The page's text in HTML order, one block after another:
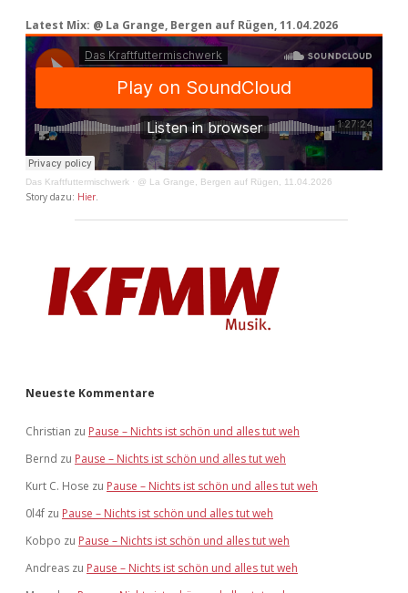
Latest Mix: @ La Grange, Bergen auf Rügen, 11.04.2026
Das Kraftfuttermischwerk · @ La Grange, Bergen auf Rügen, 11.04.2026
Story dazu: Hier.
Neueste Kommentare
Christian zu Pause – Nichts ist schön und alles tut weh
Bernd zu Pause – Nichts ist schön und alles tut weh
Kurt C. Hose zu Pause – Nichts ist schön und alles tut weh
0l4f zu Pause – Nichts ist schön und alles tut weh
Kobpo zu Pause – Nichts ist schön und alles tut weh
Andreas zu Pause – Nichts ist schön und alles tut weh